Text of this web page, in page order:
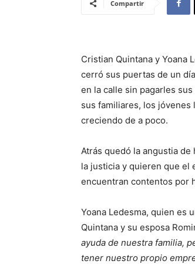
Compartir
Cristian Quintana y Yoana
cerró sus puertas de un
en la calle sin pagarles
sus familiares, los
creciendo de a poco.
Atrás quedó la angustia
la justicia y quieren que el
encuentran contentos por
Yoana Ledesma, quien es
Quintana y su esposa
ayuda de nuestra familia,
tener nuestro propio